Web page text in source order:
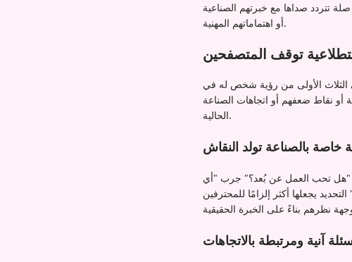
تتردد صداها مع خبرتهم الصناعية
أو اهتماماتهم المهنية.
توقف المتصفحين
الثلاث الأولى من رؤية شخص له في
نقاط ضعفهم أو اتجاهات الصناعة
الحالية.
خاصة بالصناعة تولد النقاش
"هل تحب العمل عن بُعد؟" جرب "أي
التحديد يجعلها أكثر إلزامًا للمحترفين
آنية ومرتبطة بالاتجاهات